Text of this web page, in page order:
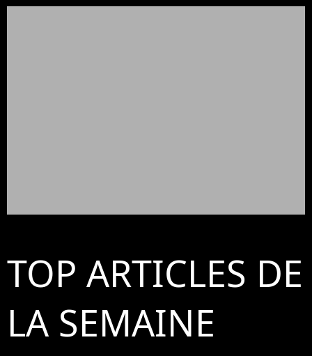
TOP ARTICLES DE
LA SEMAINE